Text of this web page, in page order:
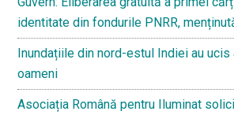
identitate din fondurile PNRR,
Inundațiile din nord-estul Indiei au
oameni
Asociația Română pentru Iluminat